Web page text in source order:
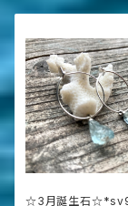
☆3月誕生石